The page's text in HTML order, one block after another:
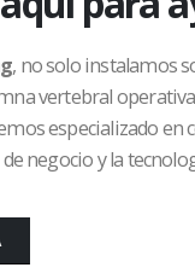
, no solo instalamos
vertebral
especializado en
negocio y la